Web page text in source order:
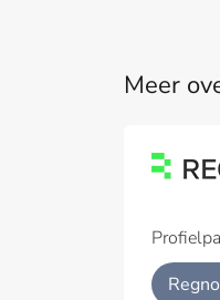
Meer